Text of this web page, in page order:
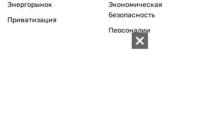
Энергорынок
Приватизация
Экономическая
безопасность
Персоналии
История